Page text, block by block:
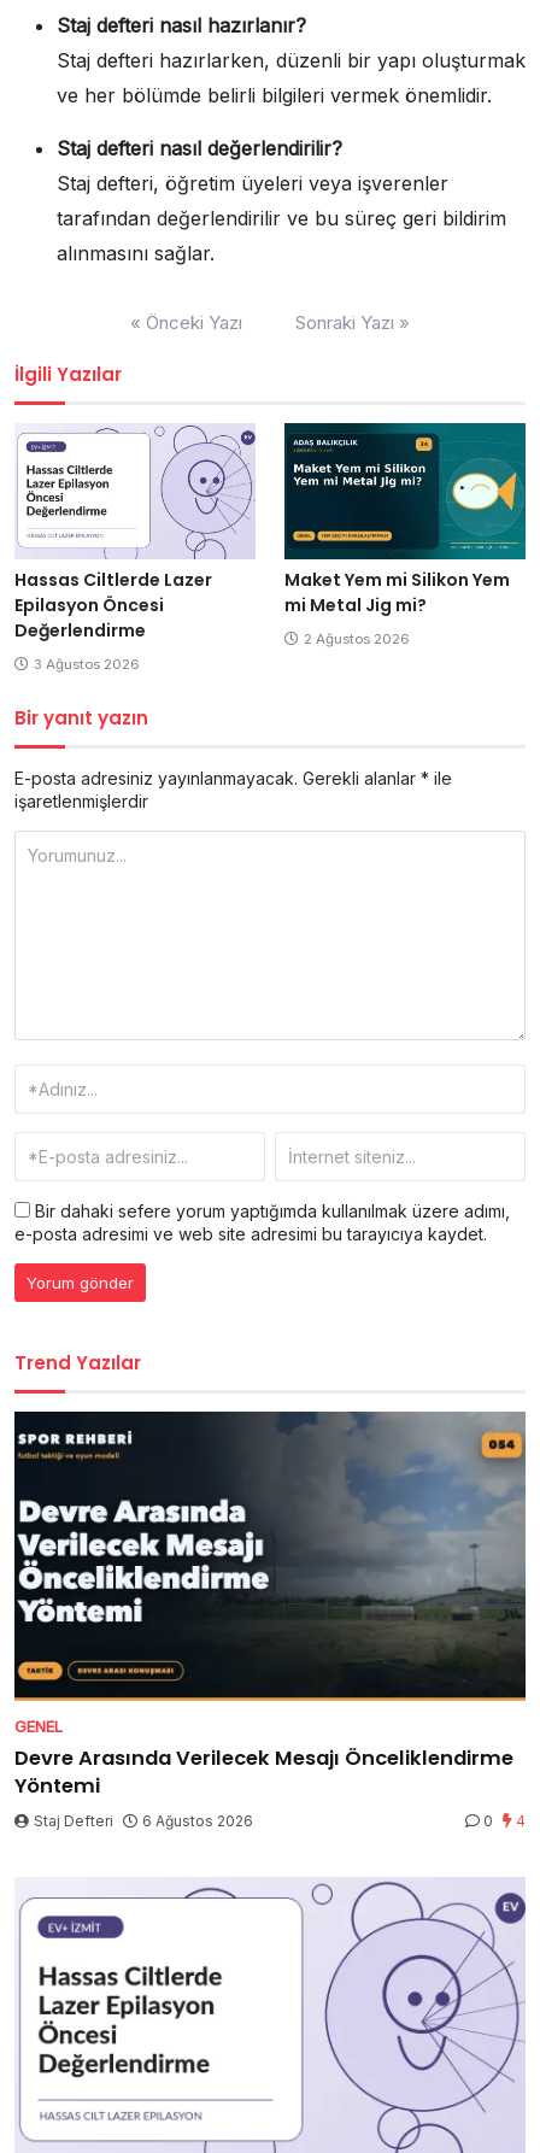
Staj defteri nasıl hazırlanır?
Staj defteri hazırlarken, düzenli bir yapı oluşturmak
ve her bölümde belirli bilgileri vermek önemlidir.
Staj defteri nasıl değerlendirilir?
Staj defteri, öğretim üyeleri veya işverenler
tarafından değerlendirilir ve bu süreç geri bildirim
alınmasını sağlar.
« Önceki Yazı Sonraki Yazı »
İlgili Yazılar
Hassas Ciltlerde Lazer
Epilasyon Öncesi
Değerlendirme
3 Ağustos 2026
Maket Yem mi Silikon Yem
mi Metal Jig mi?
2 Ağustos 2026
Bir yanıt yazın
E-posta adresiniz yayınlanmayacak. Gerekli alanlar * ile
işaretlenmişlerdir
Bir dahaki sefere yorum yaptığımda kullanılmak üzere adımı,
e-posta adresimi ve web site adresimi bu tarayıcıya kaydet.
Trend Yazılar
GENEL
Devre Arasında Verilecek Mesajı Önceliklendirme
Yöntemi
Staj Defteri 6 Ağustos 2026 0 4